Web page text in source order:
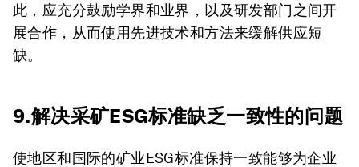
此，应充分鼓励学界和业界，以及研发部门之间开
展合作，从而使用先进技术和方法来缓解供应短
缺。
9.解决采矿ESG标准缺乏一致性的问题
使地区和国际的矿业ESG标准保持一致能够为企业